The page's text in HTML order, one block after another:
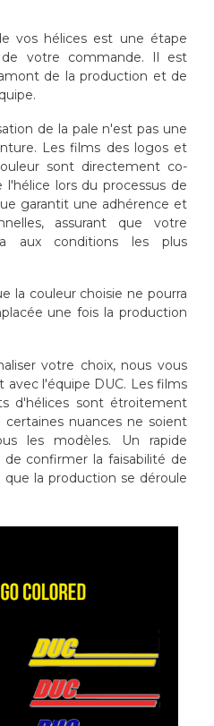
vos hélices est une étape
votre commande. Il est
de la production et de
de la pale n'est pas une
Les films des logos et
sont directement co-
lors du processus de
garantit une adhérence et
assurant que votre
aux conditions les plus
la couleur choisie ne pourra
une fois la production
votre choix, nous vous
avec l'équipe DUC. Les films
d'hélices sont étroitement
nuances ne soient
les modèles. Un rapide
confirmer la faisabilité de
la production se déroule